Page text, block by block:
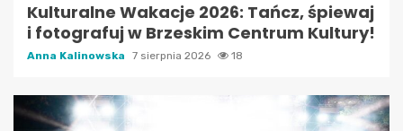
Kulturalne Wakacje 2026: Tańcz, śpiewaj
i fotografuj w Brzeskim Centrum Kultury!
Anna Kalinowska 7 sierpnia 2026 18